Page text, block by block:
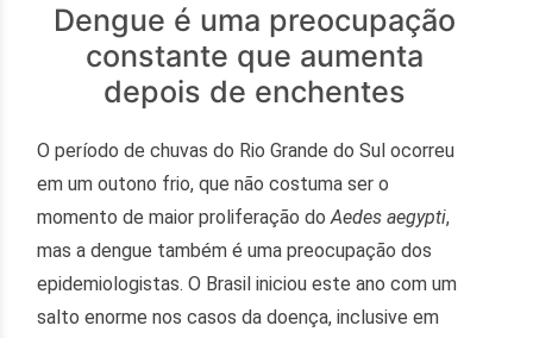
Dengue é uma preocupação
constante que aumenta
depois de enchentes
O período de chuvas do Rio Grande do Sul ocorreu
em um outono frio, que não costuma ser o
momento de maior proliferação do Aedes aegypti,
mas a dengue também é uma preocupação dos
epidemiologistas. O Brasil iniciou este ano com um
salto enorme nos casos da doença, inclusive em